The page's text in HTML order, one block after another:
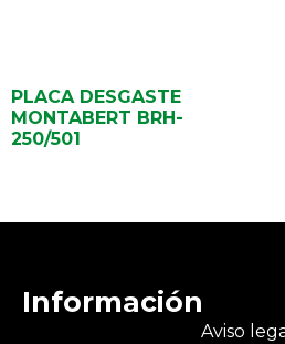
PLACA DESGASTE
MONTABERT BRH-
250/501
Información
Aviso